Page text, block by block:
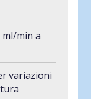
ml/min a
variazioni